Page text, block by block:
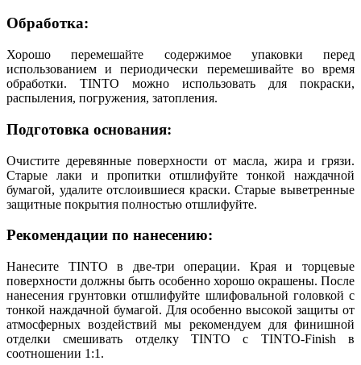
Обработка:
Хорошо перемешайте содержимое упаковки перед
использованием и периодически перемешивайте во время
обработки. TINTO можно использовать для покраски,
распыления, погружения, затопления.
Подготовка основания:
Очистите деревянные поверхности от масла, жира и грязи.
Старые лаки и пропитки отшлифуйте тонкой наждачной
бумагой, удалите отслоившиеся краски. Старые выветренные
защитные покрытия полностью отшлифуйте.
Рекомендации по нанесению:
Нанесите TINTO в две-три операции. Края и торцевые
поверхности должны быть особенно хорошо окрашены. После
нанесения грунтовки отшлифуйте шлифовальной головкой с
тонкой наждачной бумагой. Для особенно высокой защиты от
атмосферных воздействий мы рекомендуем для финишной
отделки смешивать отделку TINTO с TINTO-Finish в
соотношении 1:1.